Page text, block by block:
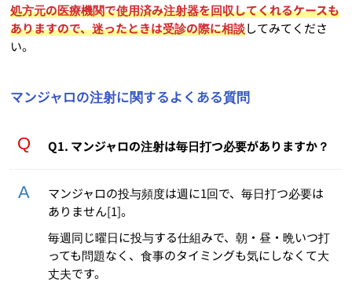
処方元の医療機関で使用済み注射器を回収してくれるケースも
ありますので、迷ったときは受診の際に相談してみてくださ
い。
マンジャロの注射に関するよくある質問
Q1. マンジャロの注射は毎日打つ必要がありますか？
マンジャロの投与頻度は週に1回で、毎日打つ必要は
ありません[1]。
毎週同じ曜日に投与する仕組みで、朝・昼・晩いつ打
っても問題なく、食事のタイミングも気にしなくて大
丈夫です。